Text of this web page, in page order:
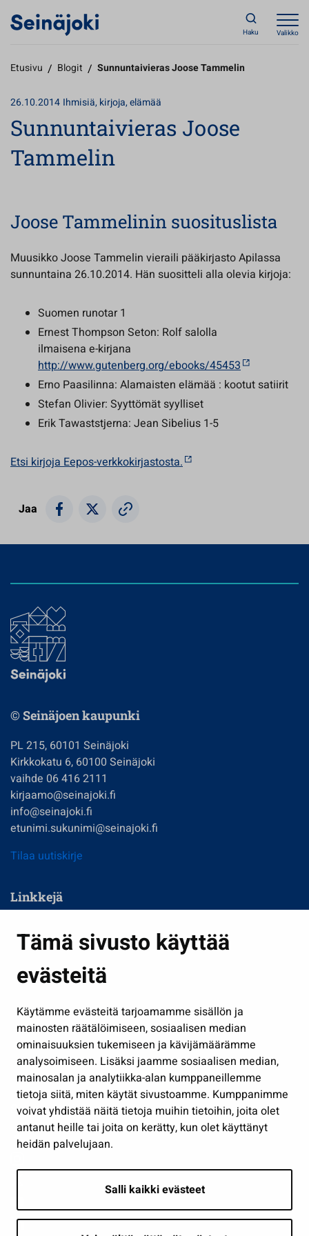
Tämä sivusto käyttää
evästeitä
Käytämme evästeitä tarjoamamme sisällön ja
mainosten räätälöimiseen, sosiaalisen median
ominaisuuksien tukemiseen ja kävijämäärämme
analysoimiseen. Lisäksi jaamme sosiaalisen median,
mainosalan ja analytiikka-alan kumppaneillemme
tietoja siitä, miten käytät sivustoamme. Kumppanimme
voivat yhdistää näitä tietoja muihin tietoihin, joita olet
antanut heille tai joita on kerätty, kun olet käyttänyt
heidän palvelujaan.
Salli kaikki evästeet
Haku Valikko
Etusivu / Blogit / Sunnuntaivieras Joose Tammelin
26.10.2014 Ihmisiä, kirjoja, elämää
Sunnuntaivieras Joose
Tammelin
Joose Tammelinin suosituslista
Muusikko Joose Tammelin vieraili pääkirjasto Apilassa
sunnuntaina 26.10.2014. Hän suositteli alla olevia kirjoja:
Suomen runotar 1
Ernest Thompson Seton: Rolf salolla
ilmaisena e-kirjana
http://www.gutenberg.org/ebooks/45453
Erno Paasilinna: Alamaisten elämää : kootut satiirit
Stefan Olivier: Syyttömät syylliset
Erik Tawaststjerna: Jean Sibelius 1-5
Etsi kirjoja Eepos-verkkokirjastosta.
Jaa
© Seinäjoen kaupunki
PL 215, 60101 Seinäjoki
Kirkkokatu 6, 60100 Seinäjoki
vaihde 06 416 2111
kirjaamo@seinajoki.fi
info@seinajoki.fi
etunimi.sukunimi@seinajoki.fi
Tilaa uutiskirje
Linkkejä
Kasvatus ja opetus
Kulttuuri ja liikunta
Työ ja yrittäminen
Osallistu ja asioi
Näytä omat evästeasetukseni
Seuraa meitä